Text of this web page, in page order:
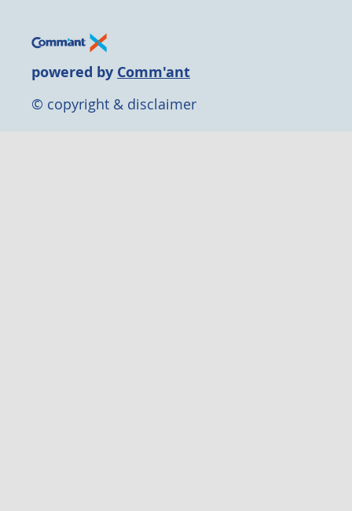
powered by Comm'ant
© copyright & disclaimer